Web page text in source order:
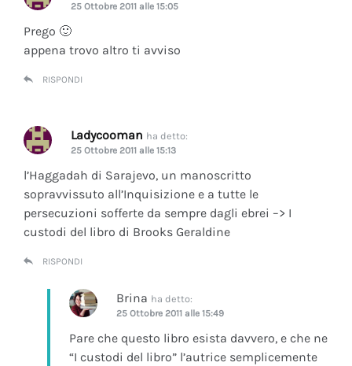
25 Ottobre 2011 alle 15:05
Prego 🙂
appena trovo altro ti avviso
RISPONDI
Ladycooman ha detto:
25 Ottobre 2011 alle 15:13
l’Haggadah di Sarajevo, un manoscritto
sopravvissuto all’Inquisizione e a tutte le
persecuzioni sofferte da sempre dagli ebrei –> I
custodi del libro di Brooks Geraldine
RISPONDI
Brina ha detto:
25 Ottobre 2011 alle 15:49
Pare che questo libro esista davvero, e che ne
“I custodi del libro” l’autrice semplicemente